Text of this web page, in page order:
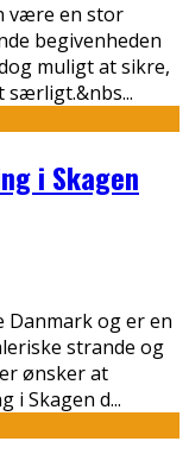
være en stor
begivenheden
muligt at sikre,
særligt.&nbs...
i Skagen
og er en
strande og
ønsker at
i Skagen d...